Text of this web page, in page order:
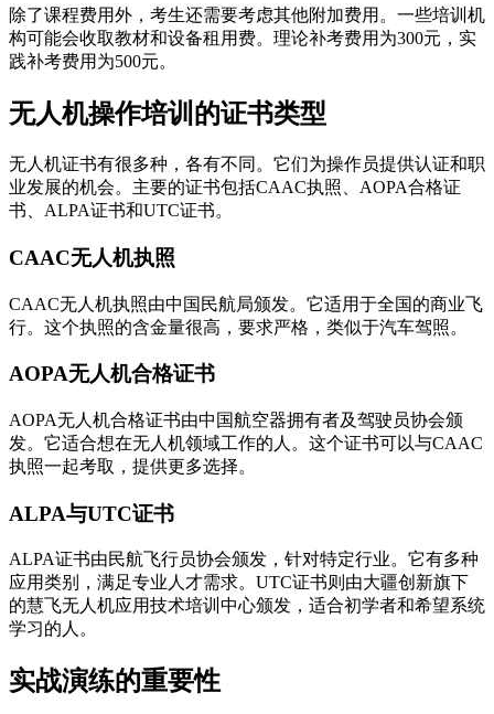
除了课程费用外，考生还需要考虑其他附加费用。一些培训机
构可能会收取教材和设备租用费。理论补考费用为300元，实
践补考费用为500元。
无人机操作培训的证书类型
无人机证书有很多种，各有不同。它们为操作员提供认证和职
业发展的机会。主要的证书包括CAAC执照、AOPA合格证
书、ALPA证书和UTC证书。
CAAC无人机执照
CAAC无人机执照由中国民航局颁发。它适用于全国的商业飞
行。这个执照的含金量很高，要求严格，类似于汽车驾照。
AOPA无人机合格证书
AOPA无人机合格证书由中国航空器拥有者及驾驶员协会颁
发。它适合想在无人机领域工作的人。这个证书可以与CAAC
执照一起考取，提供更多选择。
ALPA与UTC证书
ALPA证书由民航飞行员协会颁发，针对特定行业。它有多种
应用类别，满足专业人才需求。UTC证书则由大疆创新旗下
的慧飞无人机应用技术培训中心颁发，适合初学者和希望系统
学习的人。
实战演练的重要性